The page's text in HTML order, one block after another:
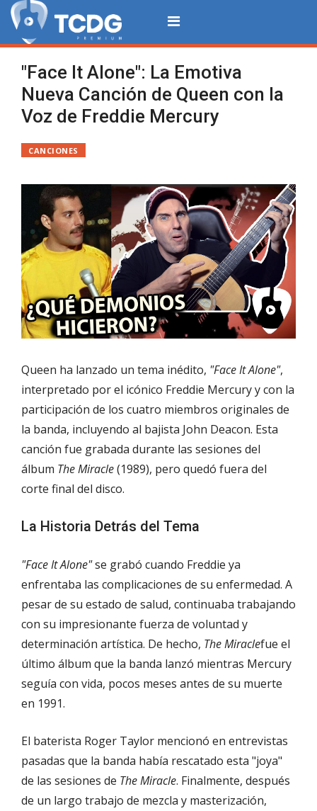
"Face It Alone": La Emotiva
Nueva Canción de Queen con la
Voz de Freddie Mercury
CANCIONES
Queen ha lanzado un tema inédito, "Face It Alone",
interpretado por el icónico Freddie Mercury y con la
participación de los cuatro miembros originales de
la banda, incluyendo al bajista John Deacon. Esta
canción fue grabada durante las sesiones del
álbum The Miracle(1989), pero quedó fuera del
corte final del disco.
La Historia Detrás del Tema
"Face It Alone"se grabó cuando Freddie ya
enfrentaba las complicaciones de su enfermedad. A
pesar de su estado de salud, continuaba trabajando
con su impresionante fuerza de voluntad y
determinación artística. De hecho, The Miraclefue el
último álbum que la banda lanzó mientras Mercury
seguía con vida, pocos meses antes de su muerte
en 1991.
El baterista Roger Taylor mencionó en entrevistas
pasadas que la banda había rescatado esta "joya"
de las sesiones de The Miracle. Finalmente, después
de un largo trabajo de mezcla y masterización,